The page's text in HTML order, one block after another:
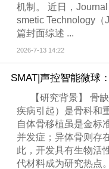
机制。 近日，
smetic Technology
篇封面综述 ...
2026-7-13 14:22
【研究背景】 骨
疾病引起）是骨科和
自体骨移植虽是金标
并发症；异体骨则存
此，开发具有生物活
代材料成为研究热点